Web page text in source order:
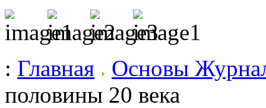
: Главная
Основы
половины 20 века